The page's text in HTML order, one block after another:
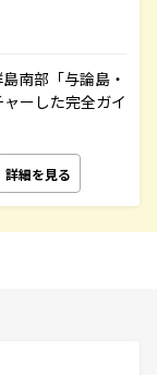
南部「与論島・
ーした完全ガイ
詳細を見る